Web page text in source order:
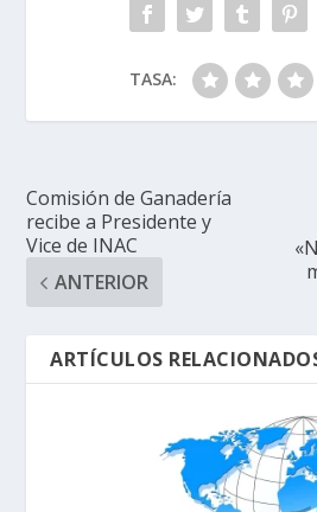
TASA:
Comisión de Ganadería
recibe a Presidente y
Vice de INAC
ANTERIOR
ARTÍCULOS